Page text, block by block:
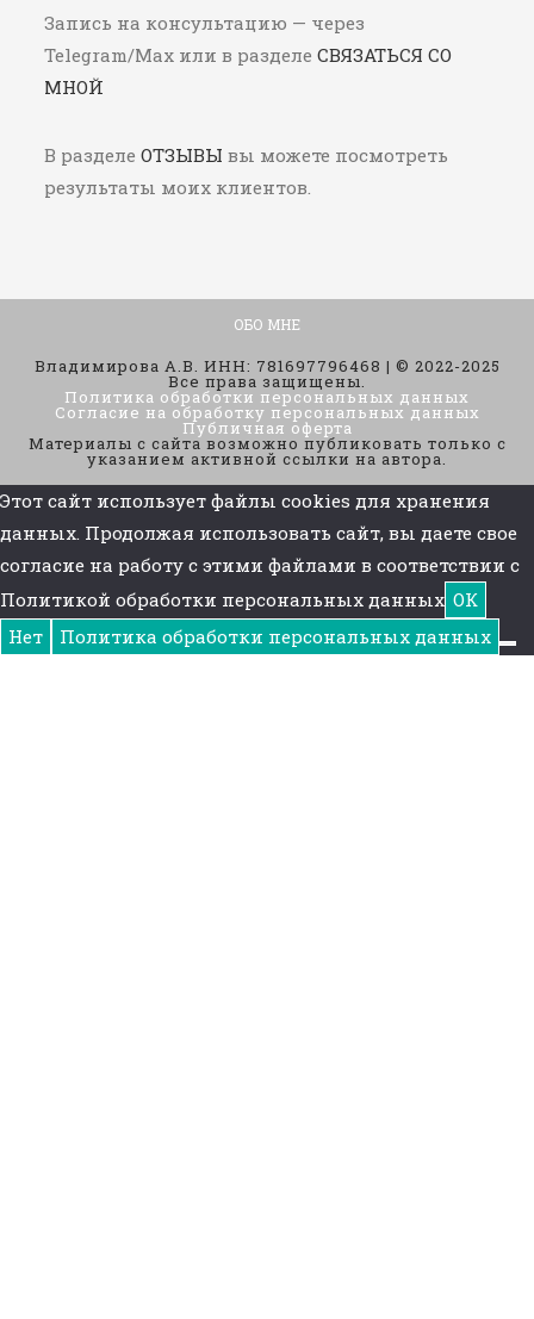
Запись на консультацию — через
Telegram/Max или в разделеСВЯЗАТЬСЯ СО
МНОЙ
В разделеОТЗЫВЫ вы можете посмотреть
результаты моих клиентов.
ОБО МНЕ
Владимирова А.В. ИНН: 781697796468 | © 2022-2025
Все права защищены.
Политика обработки персональных данных
Согласие на обработку персональных данных
Публичная оферта
Материалы с сайта возможно публиковать только с
указанием активной ссылки на автора.
Этот сайт использует файлы cookies для хранения
данных. Продолжая использовать сайт, вы даете свое
согласие на работу с этими файлами в соответствии с
Политикой обработки персональных данных ОК
Нет
Политика обработки персональных данных